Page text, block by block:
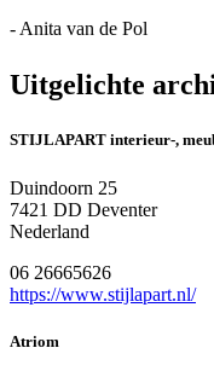
- Anita van de Pol
Uitgelichte
STIJLAPART interieur-,
Duindoorn 25
7421 DD Deventer
Nederland
06 26665626
https://www.stijlapart.nl/
Atriom